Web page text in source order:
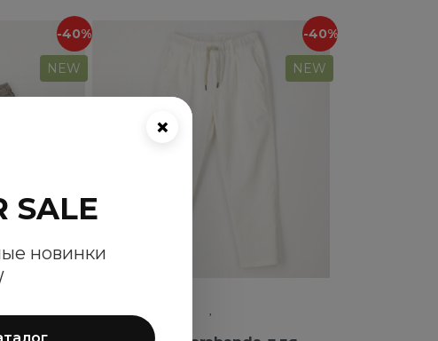
-40%
NEW
-40%
NEW
×
SALE
новинки